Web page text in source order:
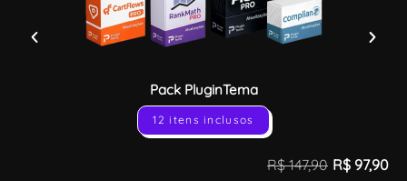
Pack PluginTema
12 itens inclusos
R$147,90 R$ 97,90